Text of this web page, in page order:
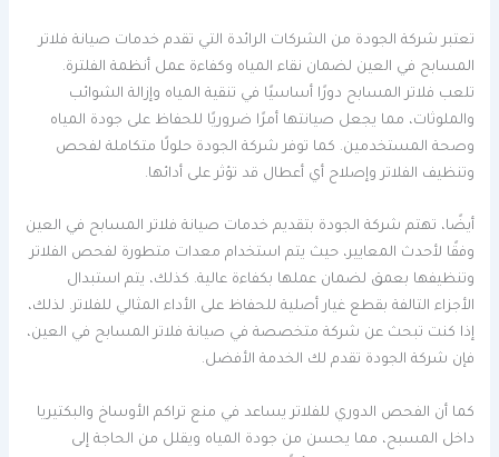
تعتبر شركة الجودة من الشركات الرائدة التي تقدم خدمات صيانة فلاتر
المسابح في العين لضمان نقاء المياه وكفاءة عمل أنظمة الفلترة.
تلعب فلاتر المسابح دورًا أساسيًا في تنقية المياه وإزالة الشوائب
والملوثات، مما يجعل صيانتها أمرًا ضروريًا للحفاظ على جودة المياه
وصحة المستخدمين. كما توفر شركة الجودة حلولًا متكاملة لفحص
وتنظيف الفلاتر وإصلاح أي أعطال قد تؤثر على أدائها.
أيضًا، تهتم شركة الجودة بتقديم خدمات صيانة فلاتر المسابح في العين
وفقًا لأحدث المعايير، حيث يتم استخدام معدات متطورة لفحص الفلاتر
وتنظيفها بعمق لضمان عملها بكفاءة عالية. كذلك، يتم استبدال
الأجزاء التالفة بقطع غيار أصلية للحفاظ على الأداء المثالي للفلاتر. لذلك،
إذا كنت تبحث عن شركة متخصصة في صيانة فلاتر المسابح في العين،
فإن شركة الجودة تقدم لك الخدمة الأفضل.
كما أن الفحص الدوري للفلاتر يساعد في منع تراكم الأوساخ والبكتيريا
داخل المسبح، مما يحسن من جودة المياه ويقلل من الحاجة إلى